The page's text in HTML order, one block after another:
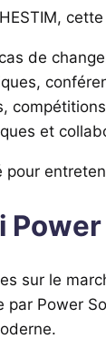
de
et
pour
sur le
par Power